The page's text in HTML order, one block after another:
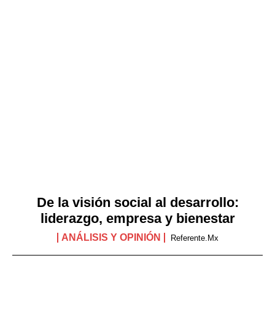
De la visión social al desarrollo:
liderazgo, empresa y bienestar
ANÁLISIS Y OPINIÓN Referente.mx